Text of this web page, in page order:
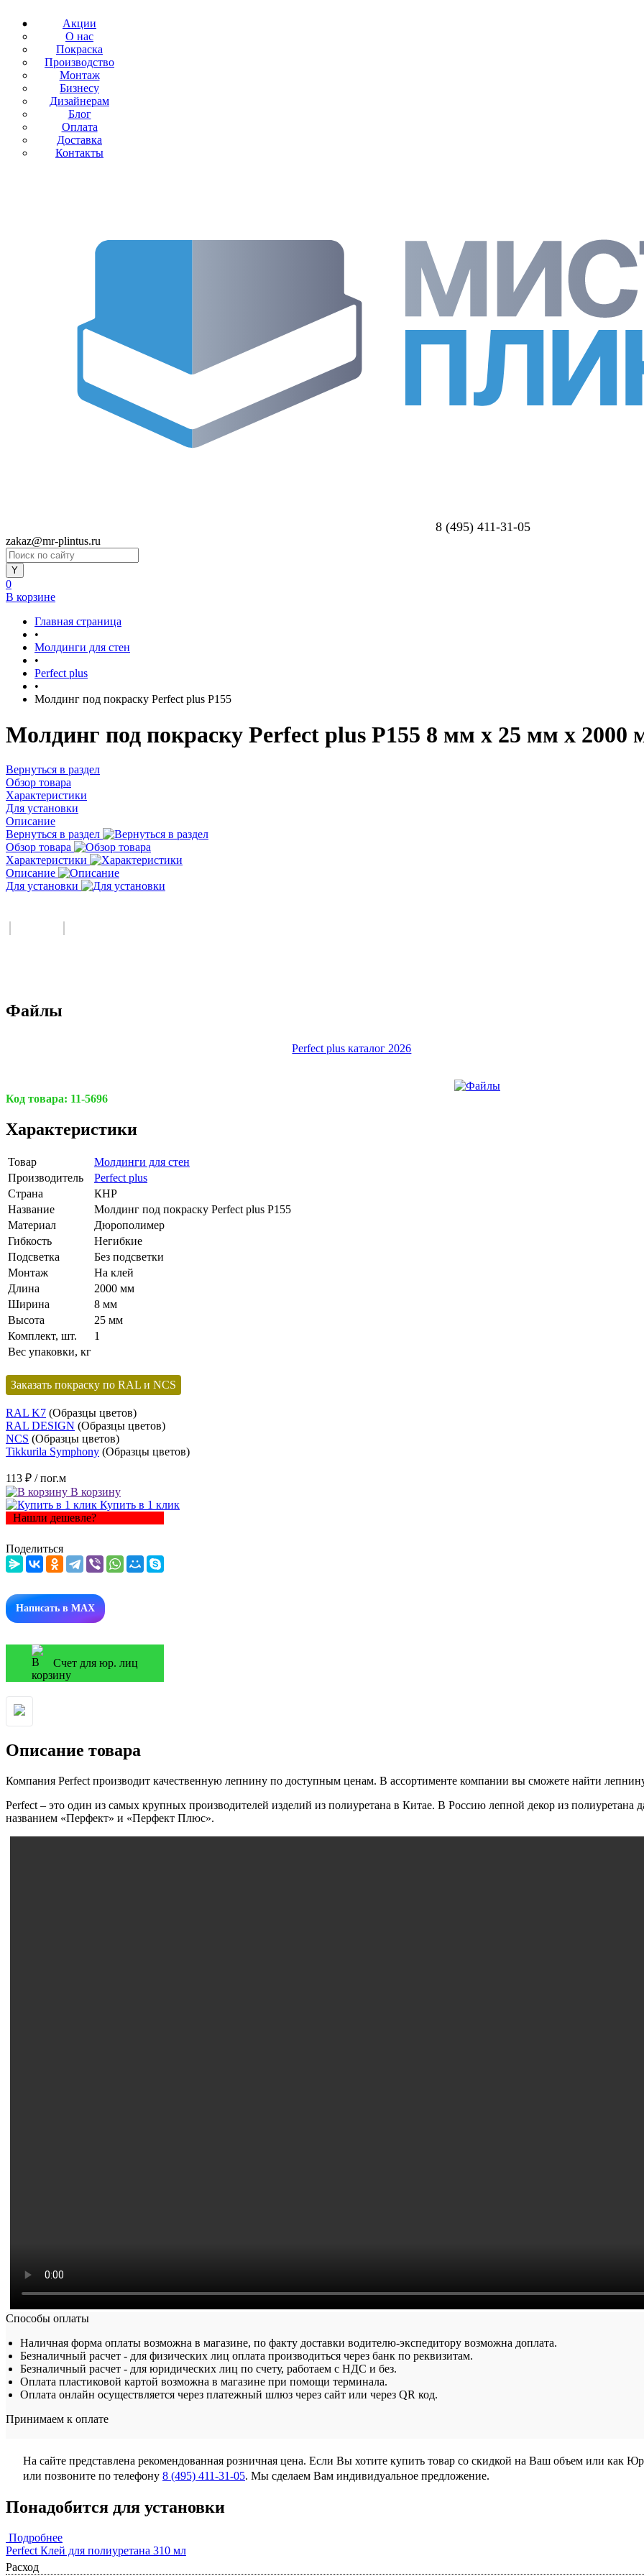
Акции
О нас
Покраска
Производство
Монтаж
Бизнесу
Дизайнерам
Блог
Оплата
Доставка
Контакты
8 (495) 411-31-05
zakaz@mr-plintus.ru
0
В корзине
Главная страница
•
Молдинги для стен
•
Perfect plus
•
Молдинг под покраску Perfect plus P155
Молдинг под покраску Perfect plus P155 8 мм х 25 мм х 2000
Вернуться в раздел
Обзор товара
Характеристики
Для установки
Описание
Вернуться в раздел
Обзор товара
Характеристики
Описание
Для установки
Файлы
Perfect plus каталог 2026
Код товара: 11-5696
Характеристики
Товар
Молдинги для стен
Производитель
Perfect plus
Страна
КНР
Название
Молдинг под покраску Perfect plus P155
Материал
Дюрополимер
Гибкость
Негибкие
Подсветка
Без подсветки
Монтаж
На клей
Длина
2000 мм
Ширина
8 мм
Высота
25 мм
Комплект, шт.
1
Вес упаковки, кг
Заказать покраску по RAL и NCS
RAL K7 (Образцы цветов)
RAL DESIGN (Образцы цветов)
NCS (Образцы цветов)
Tikkurila Symphony (Образцы цветов)
113 ₽ / пог.м
В корзину
Купить в 1 клик
Нашли дешевле?
Поделиться
Написать в MAX
Счет для юр. лиц
Описание товара
Компания Perfect производит качественную лепнину по доступным ценам. В ассортименте компании вы сможете найти
Perfect – это один из самых крупных производителей изделий из полиуретана в Китае. В Россию лепной декор из полиуретана
названием «Перфект» и «Перфект Плюс».
Способы оплаты
Наличная форма оплаты возможна в магазине, по факту доставки водителю-экспедитору возможна доплата.
Безналичный расчет - для физических лиц оплата производиться через банк по реквизитам.
Безналичный расчет - для юридических лиц по счету, работаем с НДС и без.
Оплата пластиковой картой возможна в магазине при помощи терминала.
Оплата онлайн осуществляется через платежный шлюз через сайт или через QR код.
Принимаем к оплате
На сайте представлена рекомендованная розничная цена. Если Вы хотите купить товар со скидкой на Ваш объем или
или позвоните по телефону 8 (495) 411-31-05. Мы сделаем Вам индивидуальное предложение.
Понадобится для установки
Подробнее
Perfect Клей для полиуретана 310 мл
Расход